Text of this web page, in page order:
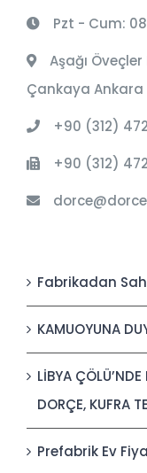
Pzt - Cum:
Aşağı
Çankaya Ankara
+90 (312)
+90 (312)
Fabrikadan
KAMUOYUNA
LİBYA
DORÇE, KUFRA
Prefabrik Ev